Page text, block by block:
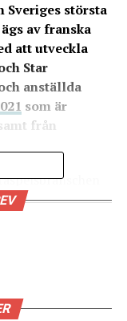
Sveriges största
av franska
att utveckla
Star
anställda
som är
från
per år. Mellan
de